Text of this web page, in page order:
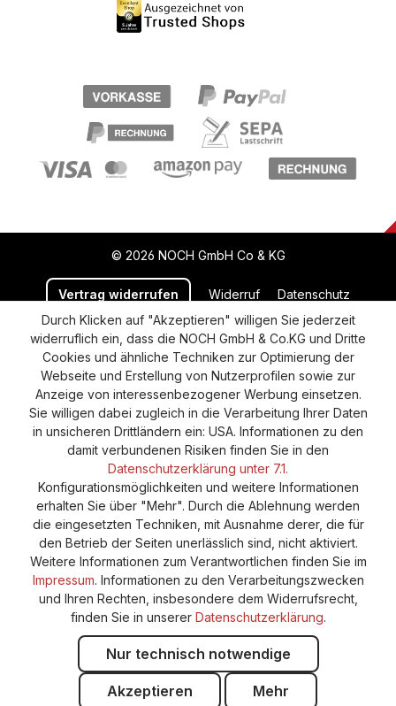
© 2026 NOCH GmbH Co & KG
Vertrag widerrufen Widerruf Datenschutz
Versand und Zahlung AGB
Impressum
Cookie-Einstellungen
Barrierefreiheitserklärung
Durch Klicken auf "Akzeptieren" willigen Sie jederzeit
widerruflich ein, dass die NOCH GmbH & Co.KG und Dritte
Cookies und ähnliche Techniken zur Optimierung der
Webseite und Erstellung von Nutzerprofilen sowie zur
Anzeige von interessenbezogener Werbung einsetzen.
Sie willigen dabei zugleich in die Verarbeitung Ihrer Daten
in unsicheren Drittländern ein: USA. Informationen zu den
damit verbundenen Risiken finden Sie in den
Datenschutzerklärung unter 7.1.
Konfigurationsmöglichkeiten und weitere Informationen
erhalten Sie über "Mehr". Durch die Ablehnung werden
die eingesetzten Techniken, mit Ausnahme derer, die für
den Betrieb der Seiten unerlässlich sind, nicht aktiviert.
Weitere Informationen zum Verantwortlichen finden Sie im
Impressum. Informationen zu den Verarbeitungszwecken
und Ihren Rechten, insbesondere dem Widerrufsrecht,
finden Sie in unserer Datenschutzerklärung.
Nur technisch notwendige
Akzeptieren Mehr